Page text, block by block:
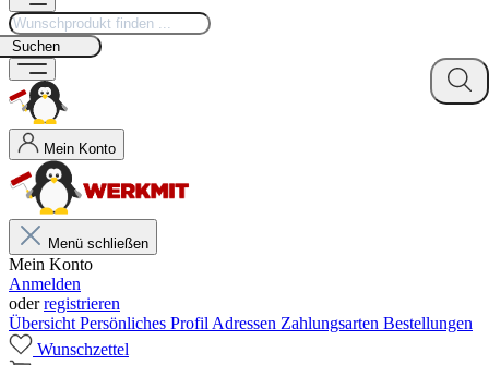
Suchen
Mein Konto
Menü schließen
Mein Konto
Anmelden
oderregistrieren
Übersicht Persönliches Profil Adressen Zahlungsarten Bestellungen
Wunschzettel